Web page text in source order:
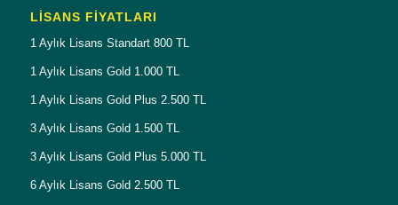
LISANS FIYATLARI
1 Aylık Lisans Standart 800 TL
1 Aylık Lisans Gold 1.000 TL
1 Aylık Lisans Gold Plus 2.500 TL
3 Aylık Lisans Gold 1.500 TL
3 Aylık Lisans Gold Plus 5.000 TL
6 Aylık Lisans Gold 2.500 TL